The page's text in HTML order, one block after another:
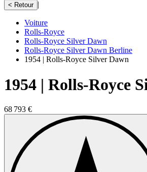
< Retour |
Voiture
Rolls-Royce
Rolls-Royce Silver Dawn
Rolls-Royce Silver Dawn Berline
1954 | Rolls-Royce Silver Dawn
1954 | Rolls-Royce
68 793 €